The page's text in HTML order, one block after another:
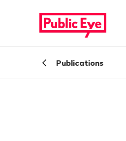
publiceye.ch
RetourPublications